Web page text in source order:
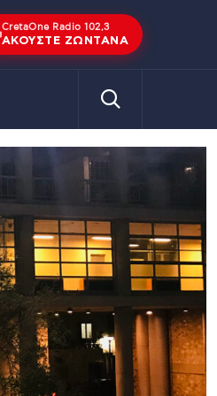
CretaOne Radio 102,3
ΑΚΟΎΣΤΕ ΖΩΝΤΑΝΆ